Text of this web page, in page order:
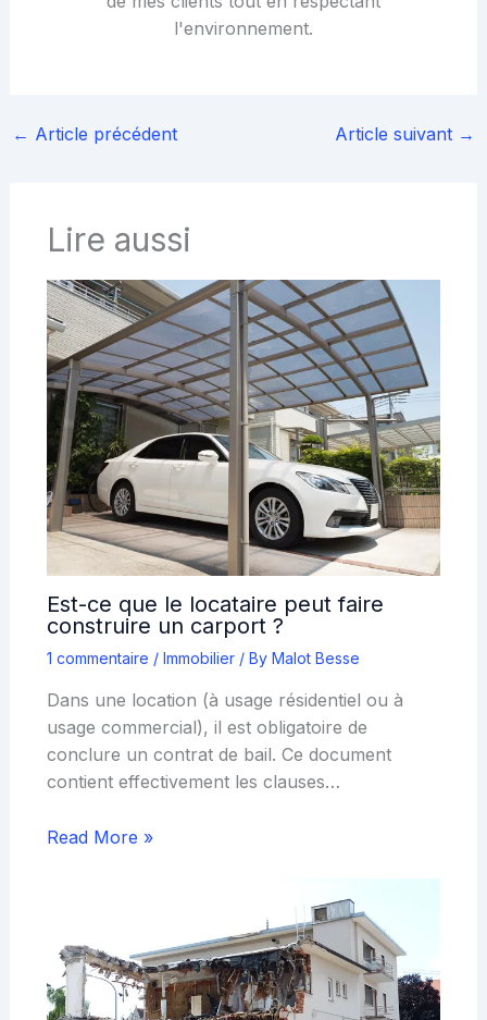
l'environnement.
← Article précédent Article suivant →
Lire aussi
Est-ce que le locataire peut faire
construire un carport ?
1 commentaire / Immobilier/ By Malot Besse
Dans une location (à usage résidentiel ou à
usage commercial), il est obligatoire de
conclure un contrat de bail. Ce document
contient effectivement les clauses…
Read More »